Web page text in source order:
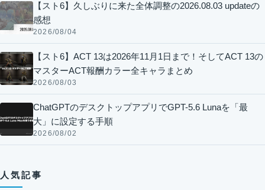
【スト6】久しぶりに来た全体調整の2026.08.03 updateの
感想
2026/08/04
【スト6】ACT 13は2026年11月1日まで！そしてACT 13の
マスターACT報酬カラー全キャラまとめ
2026/08/03
ChatGPTのデスクトップアプリでGPT-5.6 Lunaを「最
大」に設定する手順
2026/08/02
人気記事